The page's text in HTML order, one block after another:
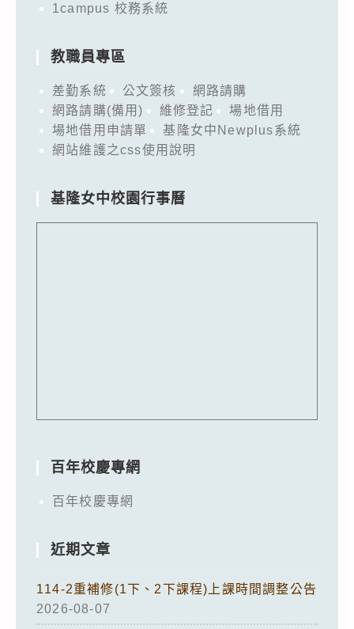
1campus 校務系統
教職員專區
差勤系統 公文簽核
網路請購
網路請購(備用)
維修登記
場地借用
場地借用申請單
基隆女中Newplus系統
網站維護之css使用說明
基隆女中校園行事曆
百年校慶專網
百年校慶專網
近期文章
114-2重補修(1下、2下課程)上課時間調整公告
2026-08-07